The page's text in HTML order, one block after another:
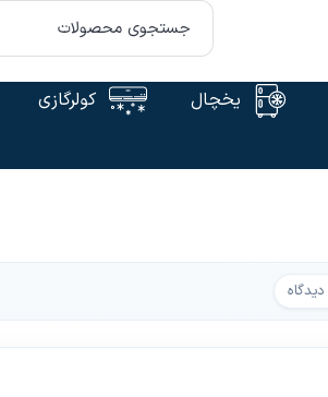
یخچال کولرگازی